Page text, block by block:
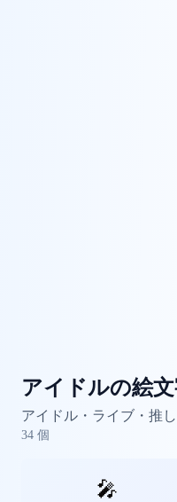
アイドルの絵
アイドル・ライブ・推
34 個
🎤